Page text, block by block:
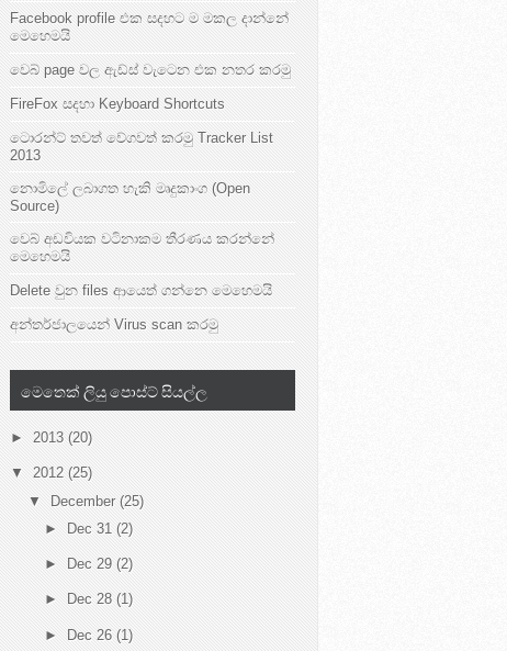
Facebook profile එක සදහට ම මකල දාන්නේ
මෙහෙමයි
වෙබ් page වල ඇඩ්ස් වැටෙන එක නතර කරමු
FireFox සදහා Keyboard Shortcuts
ටොරන්ට් තවත් වේගවත් කරමු Tracker List
2013
නොමිලේ ලබාගත හැකි මෘදුකාංග (Open
Source)
වෙබ් අඩවියක වටිනාකම තීරණය කරන්නේ
මෙහෙමයි
Delete වුන files ආයෙත් ගන්නෙ මෙහෙමයි
අන්තර්ජාලයෙන් Virus scan කරමු
මෙතෙක් ලියු පොස්ට් සියල්ල
► 2013 (20)
▼ 2012 (25)
▼ December (25)
►
Dec 31(2)
► Dec 29(2)
► Dec 28(1)
► Dec 26(1)